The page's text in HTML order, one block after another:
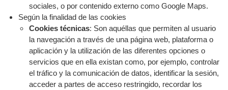
sociales, o por contenido externo como Google Maps.
Según la finalidad de las cookies
Cookies técnicas: Son aquéllas que permiten al usuario
la navegación a través de una página web, plataforma o
aplicación y la utilización de las diferentes opciones o
servicios que en ella existan como, por ejemplo, controlar
el tráfico y la comunicación de datos, identificar la sesión,
acceder a partes de acceso restringido, recordar los